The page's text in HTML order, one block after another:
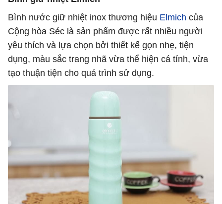
Bình nước giữ nhiệt inox thương hiệu Elmich của
Cộng hòa Séc là sản phẩm được rất nhiều người
yêu thích và lựa chọn bởi thiết kế gọn nhẹ, tiện
dụng, màu sắc trang nhã vừa thể hiện cá tính, vừa
tạo thuận tiện cho quá trình sử dụng.